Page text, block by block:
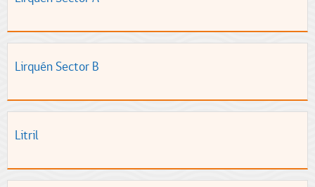
Lirquén Sector B
Litril